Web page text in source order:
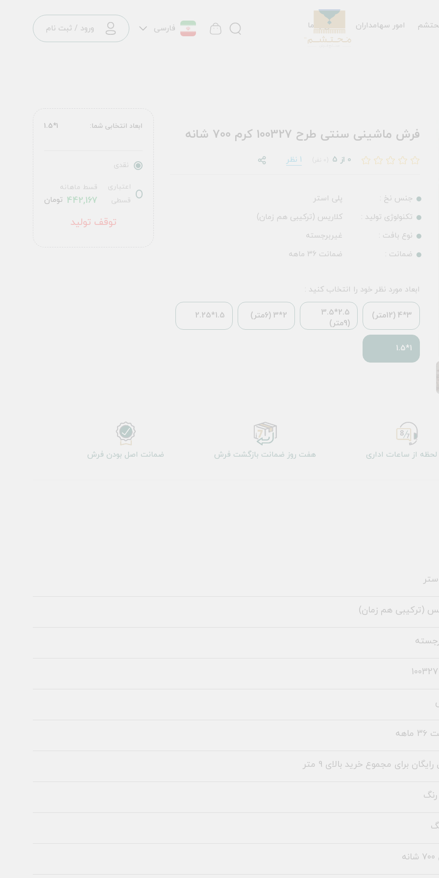
امور سهامداران تماس با ما فارسی ورود / ثبت نام
فرش ماشینی سنتی طرح 100327 کرم 700 شانه
0 از 5 1 نظر
جنس نخ :
پلی استر
تکنولوژی تولید :
کلاریس (ترکیبی هم زمان)
نوع بافت :
غیربرجسته
ضمانت :
ضمانت 36 ماهه
ابعاد مورد نظر خود را انتخاب کنید :
3*4 (12متر)
2.5*3.5
(9متر)
2*3 (6متر) 1.5*2.25
1*1.5
ابعاد انتخابی شما: 1*1.5
نقدی
اعتباری
قسطی
قسط ماهانه
442,167 تومان
توقف تولید
از ساعات اداری هفت روز ضمانت بازگشت فرش ضمانت اصل بودن فرش
(ترکیبی هم زمان)
رایگان برای مجموع خرید بالای 9 متر
رنگ